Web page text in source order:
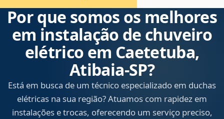
Por que somos os melhores
em instalação de chuveiro
elétrico em Caetetuba,
Atibaia‑SP?
Está em busca de um técnico especializado em duchas
elétricas na sua região? Atuamos com rapidez em
instalações e trocas, oferecendo um serviço preciso,